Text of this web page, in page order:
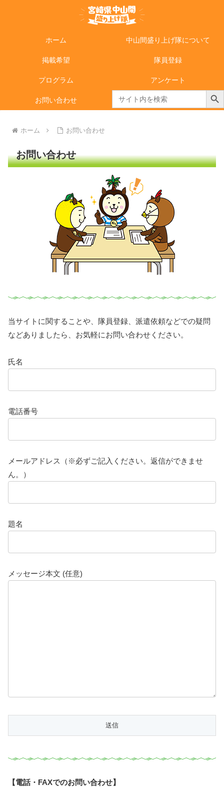
ホーム 中山間盛り上げ隊について
掲載希望 隊員登録
プログラム アンケート
お問い合わせ
Search
for:
Search Button
ホーム お問い合わせ
お問い合わせ
当サイトに関することや、隊員登録、派遣依頼などでの疑問
などありましたら、お気軽にお問い合わせください。
氏名
電話番号
メールアドレス（※必ずご記入ください。返信ができませ
ん。）
題名
メッセージ本文 (任意)
【電話・FAXでのお問い合わせ】